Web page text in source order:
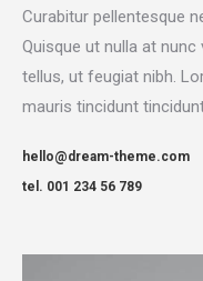
Curabitur pellentesque
Quisque ut nulla at
tellus, ut feugiat nibh.
mauris tincidunt
hello@dream-theme.com
tel. 001 234 56 789